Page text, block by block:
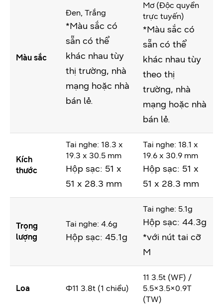
Màu sắc
Đen, Trắng
*Màu sắc có
sẵn có thể
khác nhau tùy
thị trường, nhà
mạng hoặc nhà
bán lẻ.
Mơ (Độc quyền
trực tuyến)
*Màu sắc có
sẵn có thể
khác nhau tùy
theo thị
trường, nhà
mạng hoặc nhà
bán lẻ.
Kích
thước
Tai nghe: 18.3 x
19.3 x 30.5 mm
Hộp sạc: 51 x
51 x 28.3 mm
Tai nghe: 18.1 x
19.6 x 30.9 mm
Hộp sạc: 51 x
51 x 28.3 mm
Trọng
lượng
Tai nghe: 4.6g
Hộp sạc: 45.1g
Tai nghe: 5.1g
Hộp sạc: 44.3g
*với nút tai cỡ
M
Loa Φ11 3.8t (1 chiều)
11 3.5t (WF) /
5.5×3.5×0.9T
(TW)